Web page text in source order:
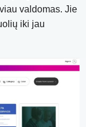
valdomas. Jie
iki jau